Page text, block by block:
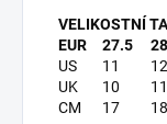
VELIKOSTNÍ
EUR
27.5
US
11 12
UK
10 11
CM
17 18